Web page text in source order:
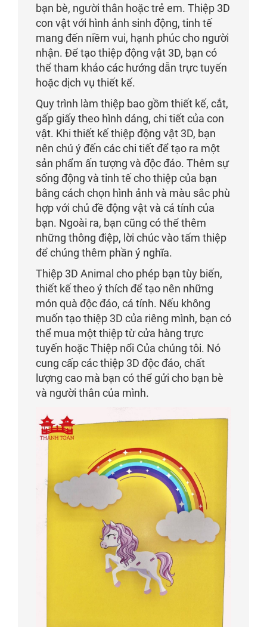
bạn bè, người thân hoặc trẻ em. Thiệp 3D
con vật với hình ảnh sinh động, tinh tế
mang đến niềm vui, hạnh phúc cho người
nhận. Để tạo thiệp động vật 3D, bạn có
thể tham khảo các hướng dẫn trực tuyến
hoặc dịch vụ thiết kế.
Quy trình làm thiệp bao gồm thiết kế, cắt,
gấp giấy theo hình dáng, chi tiết của con
vật. Khi thiết kế thiệp động vật 3D, bạn
nên chú ý đến các chi tiết để tạo ra một
sản phẩm ấn tượng và độc đáo. Thêm sự
sống động và tinh tế cho thiệp của bạn
bằng cách chọn hình ảnh và màu sắc phù
hợp với chủ đề động vật và cá tính của
bạn. Ngoài ra, bạn cũng có thể thêm
những thông điệp, lời chúc vào tấm thiệp
để chúng thêm phần ý nghĩa.
Thiệp 3D Animal cho phép bạn tùy biến,
thiết kế theo ý thích để tạo nên những
món quà độc đáo, cá tính. Nếu không
muốn tạo thiệp 3D của riêng mình, bạn có
thể mua một thiệp từ cửa hàng trực
tuyến hoặc Thiệp nổi Của chúng tôi. Nó
cung cấp các thiệp 3D độc đáo, chất
lượng cao mà bạn có thể gửi cho bạn bè
và người thân của mình.